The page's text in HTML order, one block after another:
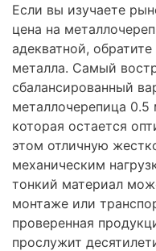
Если вы изучаете
цена на
адекватной,
металла. Самый
сбалансированный
металлочерепица
которая остается
этом отличную
механическим
тонкий материал
монтаже или
проверенная
прослужит